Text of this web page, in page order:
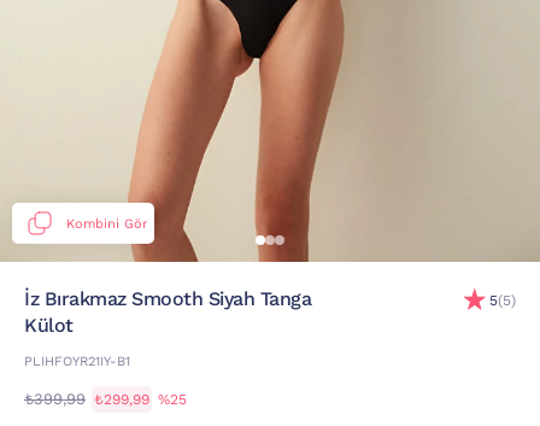
Kombini Gör
İz Bırakmaz Smooth Siyah Tanga
Külot
PLIHFOYR21IY-B1
5(5)
₺399,99 ₺299,99 %25